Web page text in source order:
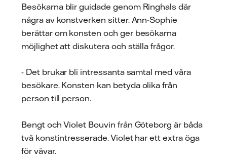
Besökarna blir guidade genom Ringhals där
några av konstverken sitter. Ann-Sophie
berättar om konsten och ger besökarna
möjlighet att diskutera och ställa frågor.
- Det brukar bli intressanta samtal med våra
besökare. Konsten kan betyda olika från
person till person.
Bengt och Violet Bouvin från Göteborg är båda
två konstintresserade. Violet har ett extra öga
för vävar.